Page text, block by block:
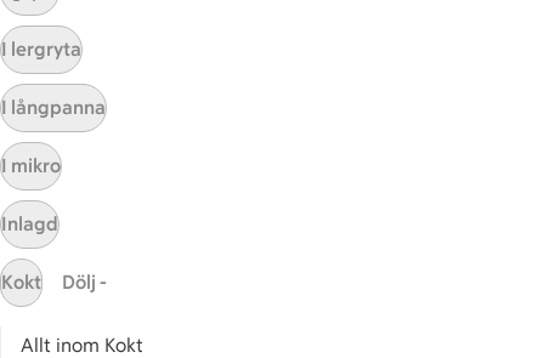
Kundservice
Kontakta oss
Prenumerera
I lergryta
I långpanna
I mikro
Inlagd
Kokt Dölj -
Allt inom Kokt